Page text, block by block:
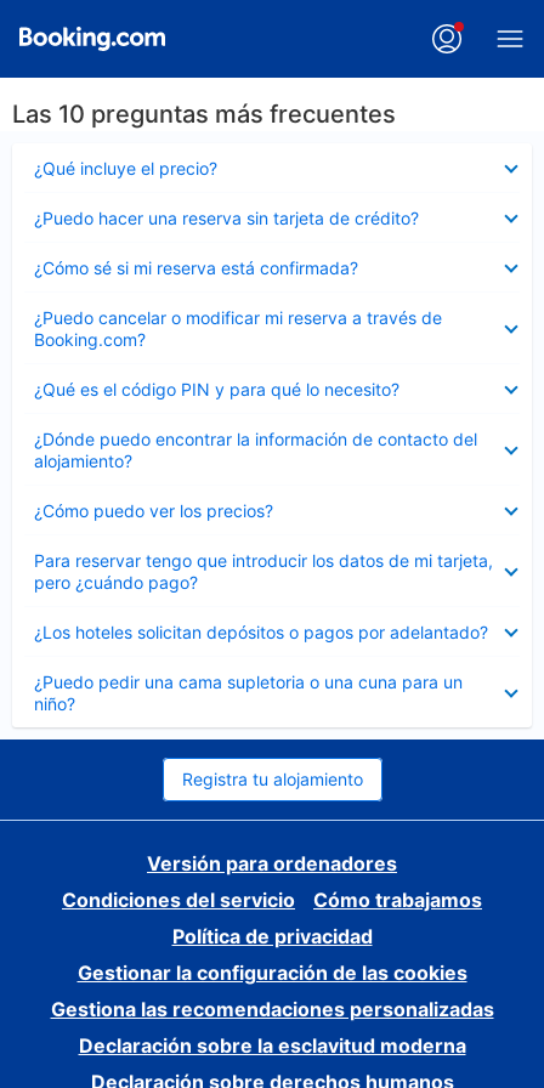
Las 10 preguntas más frecuentes
¿Qué incluye el precio?
cerrado
¿Puedo hacer una reserva sin tarjeta de crédito?
cerrado
¿Cómo sé si mi reserva está confirmada?
cerrado
¿Puedo cancelar o modificar mi reserva a través de
Booking.com?
cerrado
¿Qué es el código PIN y para qué lo necesito?
cerrado
¿Dónde puedo encontrar la información de contacto del
alojamiento?
cerrado
¿Cómo puedo ver los precios?
cerrado
Para reservar tengo que introducir los datos de mi tarjeta,
pero ¿cuándo pago?
cerrado
¿Los hoteles solicitan depósitos o pagos por adelantado?
cerrado
¿Puedo pedir una cama supletoria o una cuna para un
niño?
cerrado
Registra tu alojamiento
Versión para ordenadores
Condiciones del servicio
Cómo trabajamos
Política de privacidad
Gestionar la configuración de las cookies
Gestiona las recomendaciones personalizadas
Declaración sobre la esclavitud moderna
Declaración sobre derechos humanos